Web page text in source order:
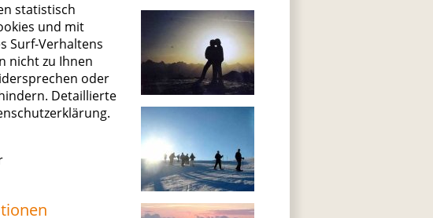
statistisch
und mit
Surf-Verhaltens
nicht zu Ihnen
oder
Detaillierte